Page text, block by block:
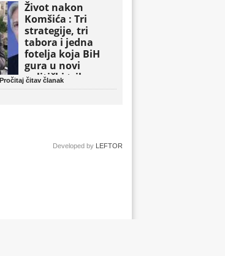
Život nakon
Komšića : Tri
strategije, tri
tabora i jedna
fotelja koja BiH
gura u novi
politički triler
Pročitaj čitav članak
Developed by LEFTOR